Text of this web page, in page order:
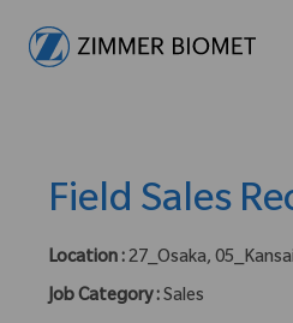
Field Sales
Location :27_Osaka,
Job Category :Sales